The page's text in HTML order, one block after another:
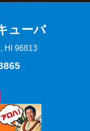
ューバ
HI 96813